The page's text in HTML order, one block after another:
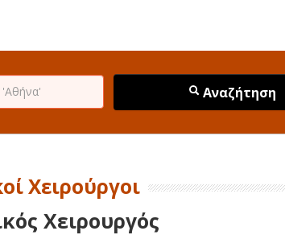
Αναζήτηση
Χειρούργοι
Χειρουργός